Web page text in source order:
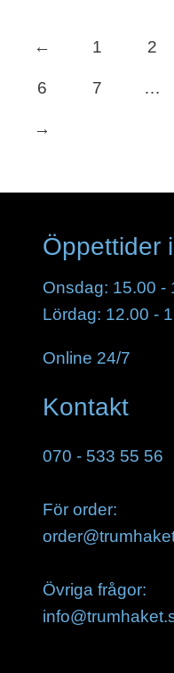
← 1 2
6 7 …
→
Öppettider
Onsdag: 15.00 -
Lördag: 12.00 -
Online 24/7
Kontakt
070 - 533 55 56
För order:
Övriga frågor: